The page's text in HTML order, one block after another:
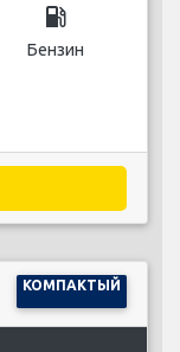
local_gas_station
Бензин
КОМПАКТЫЙ